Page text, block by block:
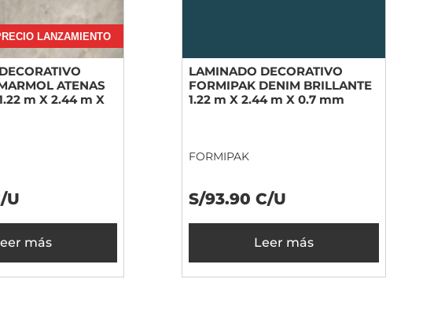
LANZAMIENTO
ATENAS
m X 2.44 m X
U
más
LAMINADO DECORATIVO
FORMIPAK DENIM BRILLANTE
1.22 m X 2.44 m X 0.7 mm
FORMIPAK
S/93.90 C/U
Leer más